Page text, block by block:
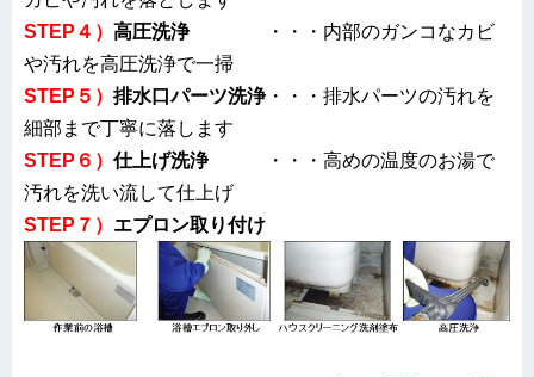
STEP４） 高圧洗浄
・・・内部のガンコなカビ
や汚れを高圧洗浄で一掃
STEP５） 排水口パーツ洗浄・・・排水パーツの汚れを
細部まで丁寧に落します
STEP６） 仕上げ洗浄
・・・高めの温度のお湯で
汚れを洗い流して仕上げ
STEP ７ ） エプロン取り付け